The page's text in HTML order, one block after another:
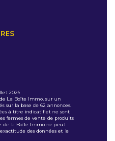
2026
de La Boîte Immo, sur un
sur la base de 62 annonces.
à titre indicatif et ne sont
fermes de vente de produits
de la Boîte Immo ne peut
des données et le